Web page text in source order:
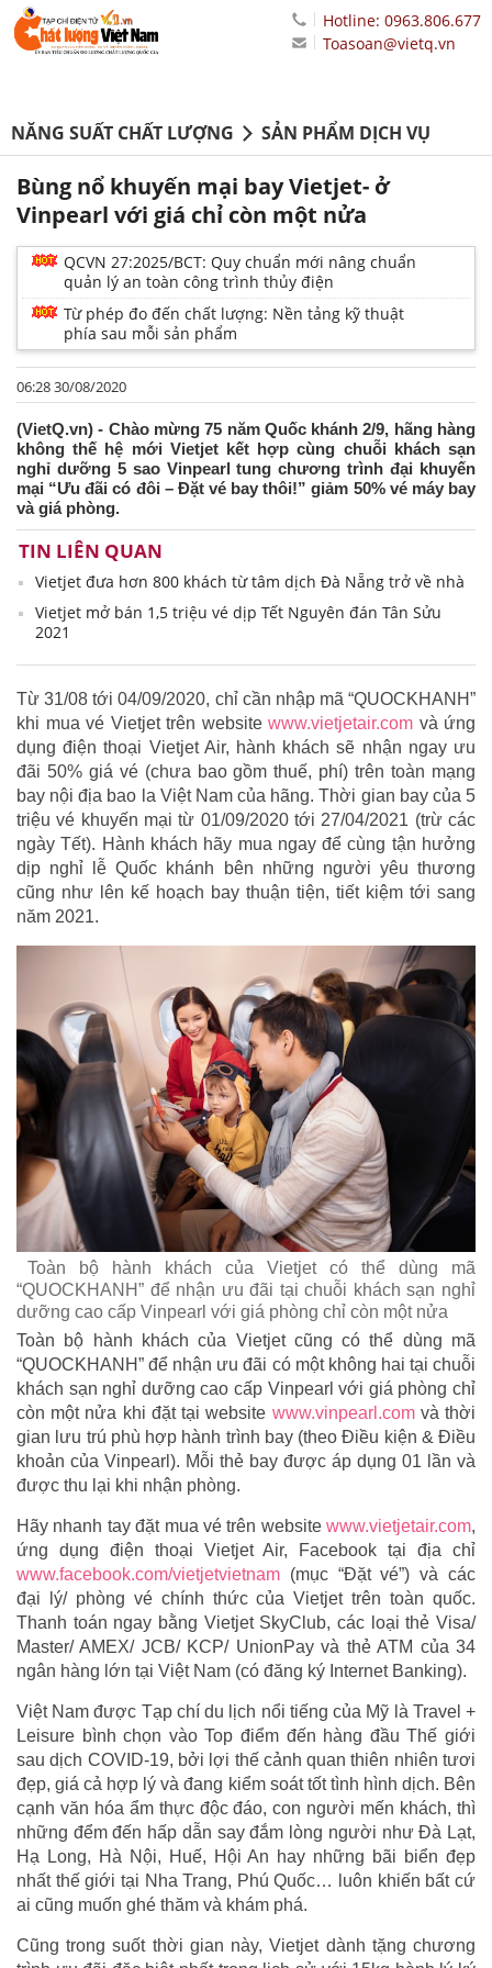
Hotline: 0963.806.677
Toasoan@vietq.vn
NĂNG SUẤT CHẤT LƯỢNG SẢN PHẨM DỊCH VỤ
Bùng nổ khuyến mại bay Vietjet- ở
Vinpearl với giá chỉ còn một nửa
QCVN 27:2025/BCT: Quy chuẩn mới nâng chuẩn
quản lý an toàn công trình thủy điện
Từ phép đo đến chất lượng: Nền tảng kỹ thuật
phía sau mỗi sản phẩm
06:28 30/08/2020
(VietQ.vn) - Chào mừng 75 năm Quốc khánh 2/9, hãng hàng
không thế hệ mới Vietjet kết hợp cùng chuỗi khách sạn
nghỉ dưỡng 5 sao Vinpearl tung chương trình đại khuyến
mại “Ưu đãi có đôi – Đặt vé bay thôi!” giảm 50% vé máy bay
và giá phòng.
TIN LIÊN QUAN
Vietjet đưa hơn 800 khách từ tâm dịch Đà Nẵng trở về nhà
Vietjet mở bán 1,5 triệu vé dịp Tết Nguyên đán Tân Sửu
2021
Từ 31/08 tới 04/09/2020, chỉ cần nhập mã “QUOCKHANH”
khi mua vé Vietjet trên website www.vietjetair.com và ứng
dụng điện thoại Vietjet Air, hành khách sẽ nhận ngay ưu
đãi 50% giá vé (chưa bao gồm thuế, phí) trên toàn mạng
bay nội địa bao la Việt Nam của hãng. Thời gian bay của 5
triệu vé khuyến mại từ 01/09/2020 tới 27/04/2021 (trừ các
ngày Tết). Hành khách hãy mua ngay để cùng tận hưởng
dịp nghỉ lễ Quốc khánh bên những người yêu thương
cũng như lên kế hoạch bay thuận tiện, tiết kiệm tới sang
năm 2021.
Toàn bộ hành khách của Vietjet có thể dùng mã
“QUOCKHANH” để nhận ưu đãi tại chuỗi khách sạn nghỉ
dưỡng cao cấp Vinpearl với giá phòng chỉ còn một nửa
Toàn bộ hành khách của Vietjet cũng có thể dùng mã
“QUOCKHANH” để nhận ưu đãi có một không hai tại chuỗi
khách sạn nghỉ dưỡng cao cấp Vinpearl với giá phòng chỉ
còn một nửa khi đặt tại website www.vinpearl.comvà thời
gian lưu trú phù hợp hành trình bay (theo Điều kiện & Điều
khoản của Vinpearl). Mỗi thẻ bay được áp dụng 01 lần và
được thu lại khi nhận phòng.
Hãy nhanh tay đặt mua vé trên website www.vietjetair.com,
ứng dụng điện thoại Vietjet Air, Facebook tại địa chỉ
www.facebook.com/vietjetvietnam (mục “Đặt vé”) và các
đại lý/ phòng vé chính thức của Vietjet trên toàn quốc.
Thanh toán ngay bằng Vietjet SkyClub, các loại thẻ Visa/
Master/ AMEX/ JCB/ KCP/ UnionPay và thẻ ATM của 34
ngân hàng lớn tại Việt Nam (có đăng ký Internet Banking).
Việt Nam được Tạp chí du lịch nổi tiếng của Mỹ là Travel +
Leisure bình chọn vào Top điểm đến hàng đầu Thế giới
sau dịch COVID-19, bởi lợi thế cảnh quan thiên nhiên tươi
đẹp, giá cả hợp lý và đang kiểm soát tốt tình hình dịch. Bên
cạnh văn hóa ẩm thực độc đáo, con người mến khách, thì
những đểm đến hấp dẫn say đắm lòng người như Đà Lạt,
Hạ Long, Hà Nội, Huế, Hội An hay những bãi biển đẹp
nhất thế giới tại Nha Trang, Phú Quốc… luôn khiến bất cứ
ai cũng muốn ghé thăm và khám phá.
Cũng trong suốt thời gian này, Vietjet dành tặng chương